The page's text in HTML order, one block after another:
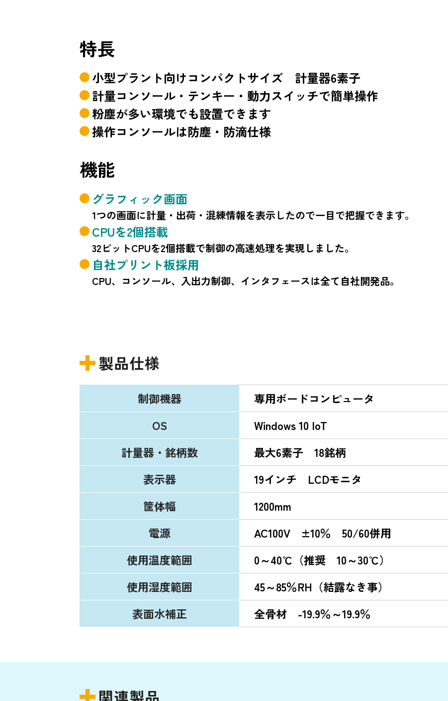
特長
小型プラント向けコンパクトサイズ 計量器6素子
計量コンソール・テンキー・動力スイッチで簡単操作
粉塵が多い環境でも設置できます
操作コンソールは防塵・防滴仕様
機能
グラフィック画面
1つの画面に計量・出荷・混練情報を表示したので一目で把握できます。
CPUを2個搭載
32ビットCPUを2個搭載で制御の高速処理を実現しました。
自社プリント板採用
CPU、コンソール、入出力制御、インタフェースは全て自社開発品。
製品仕様
制御機器
専用ボードコンピュータ
OS
Windows 10 IoT
計量器・銘柄数
最大6素子 18銘柄
表示器
19インチ LCDモニタ
筐体幅
1200mm
電源
AC100V ±10％ 50/60併用
使用温度範囲
0～40℃（推奨 10～30℃）
使用湿度範囲
45～85％RH（結露なき事）
表面水補正
全骨材 -19.9％～19.9％